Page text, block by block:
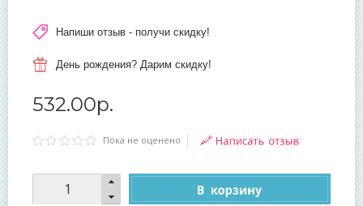
Напиши отзыв - получи скидку!
День рождения? Дарим скидку!
532.00р.
Пока не оценено